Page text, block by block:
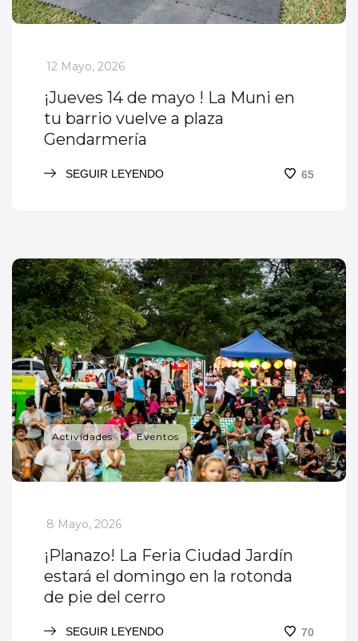
_
12 Mayo, 2026
¡Jueves 14 de mayo ! La Muni en
tu barrio vuelve a plaza
Gendarmería
SEGUIR LEYENDO 65
Actividades Eventos
_
8 Mayo, 2026
¡Planazo! La Feria Ciudad Jardín
estará el domingo en la rotonda
de pie del cerro
SEGUIR LEYENDO 70